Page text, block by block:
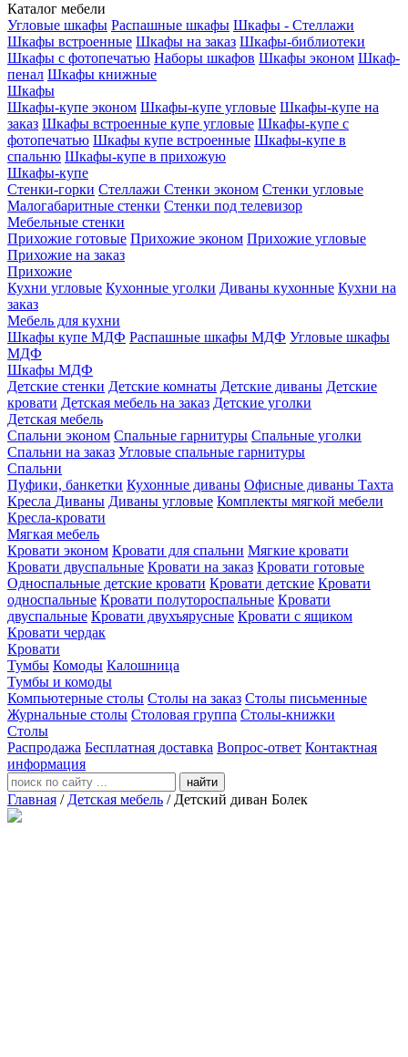
Каталог мебели
Угловые шкафы Распашные шкафы Шкафы - Стеллажи
Шкафы встроенные Шкафы на заказ Шкафы-библиотеки
Шкафы с фотопечатью Наборы шкафов Шкафы эконом Шкаф-
пенал Шкафы книжные
Шкафы
Шкафы-купе эконом Шкафы-купе угловые Шкафы-купе на
заказ Шкафы встроенные купе угловые Шкафы-купе с
фотопечатью Шкафы купе встроенные Шкафы-купе в
спальню Шкафы-купе в прихожую
Шкафы-купе
Стенки-горки Стеллажи Стенки эконом Стенки угловые
Малогабаритные стенки Стенки под телевизор
Мебельные стенки
Прихожие готовые Прихожие эконом Прихожие угловые
Прихожие на заказ
Прихожие
Кухни угловые Кухонные уголки Диваны кухонные Кухни на
заказ
Мебель для кухни
Шкафы купе МДФ Распашные шкафы МДФ Угловые шкафы
МДФ
Шкафы МДФ
Детские стенки Детские комнаты Детские диваны Детские
кровати Детская мебель на заказ Детские уголки
Детская мебель
Спальни эконом Спальные гарнитуры Спальные уголки
Спальни на заказ Угловые спальные гарнитуры
Спальни
Пуфики, банкетки Кухонные диваны Офисные диваны Тахта
Кресла Диваны Диваны угловые Комплекты мягкой мебели
Кресла-кровати
Мягкая мебель
Кровати эконом Кровати для спальни Мягкие кровати
Кровати двуспальные Кровати на заказ Кровати готовые
Односпальные детские кровати Кровати детские Кровати
односпальные Кровати полутороспальные Кровати
двуспальные Кровати двухъярусные Кровати с ящиком
Кровати чердак
Кровати
Тумбы Комоды Калошница
Тумбы и комоды
Компьютерные столы Столы на заказ Столы письменные
Журнальные столы Столовая группа Столы-книжки
Столы
Распродажа Бесплатная доставка Вопрос-ответ Контактная
информация
найти
Главная / Детская мебель / Детский диван Болек